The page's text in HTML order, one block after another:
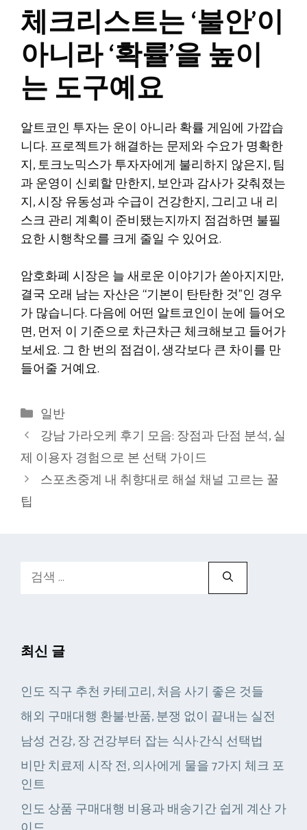
체크리스트는 ‘불안’이
아니라 ‘확률’을 높이
는 도구예요
알트코인 투자는 운이 아니라 확률 게임에 가깝습
니다. 프로젝트가 해결하는 문제와 수요가 명확한
지, 토크노믹스가 투자자에게 불리하지 않은지, 팀
과 운영이 신뢰할 만한지, 보안과 감사가 갖춰졌는
지, 시장 유동성과 수급이 건강한지, 그리고 내 리
스크 관리 계획이 준비됐는지까지 점검하면 불필
요한 시행착오를 크게 줄일 수 있어요.
암호화폐 시장은 늘 새로운 이야기가 쏟아지지만,
결국 오래 남는 자산은 “기본이 탄탄한 것”인 경우
가 많습니다. 다음에 어떤 알트코인이 눈에 들어오
면, 먼저 이 기준으로 차근차근 체크해보고 들어가
보세요. 그 한 번의 점검이, 생각보다 큰 차이를 만
들어줄 거예요.
카
테
고
리
일반
강남 가라오케 후기 모음: 장점과 단점 분석, 실
제 이용자 경험으로 본 선택 가이드
스포츠중계 내 취향대로 해설 채널 고르는 꿀
팁
색:
최신 글
인도 직구 추천 카테고리, 처음 사기 좋은 것들
해외 구매대행 환불·반품, 분쟁 없이 끝내는 실전
남성 건강, 장 건강부터 잡는 식사·간식 선택법
비만 치료제 시작 전, 의사에게 물을 7가지 체크 포
인트
인도 상품 구매대행 비용과 배송기간 쉽게 계산 가